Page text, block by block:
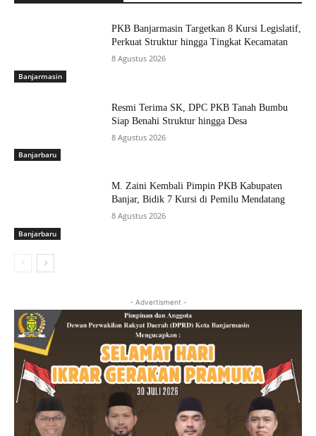
Banjarmasin
PKB Banjarmasin Targetkan 8 Kursi Legislatif,
Perkuat Struktur hingga Tingkat Kecamatan
8 Agustus 2026
Banjarbaru
Resmi Terima SK, DPC PKB Tanah Bumbu
Siap Benahi Struktur hingga Desa
8 Agustus 2026
Banjarbaru
M. Zaini Kembali Pimpin PKB Kabupaten
Banjar, Bidik 7 Kursi di Pemilu Mendatang
8 Agustus 2026
- Advertisment -